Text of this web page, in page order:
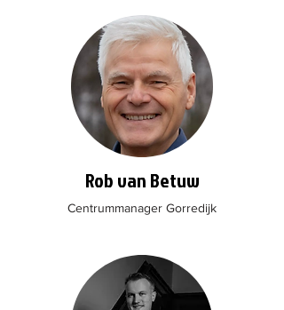
Rob van Betuw
Centrummanager Gorredijk